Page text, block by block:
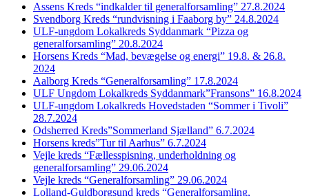
Assens Kreds “indkalder til generalforsamling” 27.8.2024
Svendborg Kreds “rundvisning i Faaborg by” 24.8.2024
ULF-ungdom Lokalkreds Syddanmark “Pizza og
generalforsamling” 20.8.2024
Horsens Kreds “Mad, bevægelse og energi” 19.8. & 26.8.
2024
Aalborg Kreds “Generalforsamling” 17.8.2024
ULF Ungdom Lokalkreds Syddanmark”Fransons” 16.8.2024
ULF-ungdom Lokalkreds Hovedstaden “Sommer i Tivoli”
28.7.2024
Odsherred Kreds”Sommerland Sjælland” 6.7.2024
Horsens kreds”Tur til Aarhus” 6.7.2024
Vejle kreds “Fællesspisning, underholdning og
generalforsamling” 29.06.2024
Vejle kreds “Generalforsamling” 29.06.2024
Lolland-Guldborgsund kreds “Generalforsamling,